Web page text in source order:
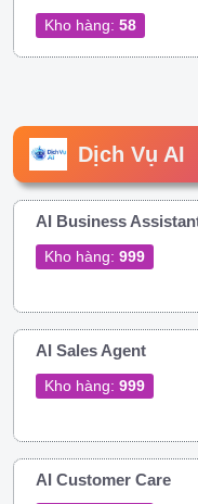
Kho hàng: 58
Dịch Vụ AI
AI Business
Kho hàng: 999
AI Sales Agent
Kho hàng: 999
AI Customer Care